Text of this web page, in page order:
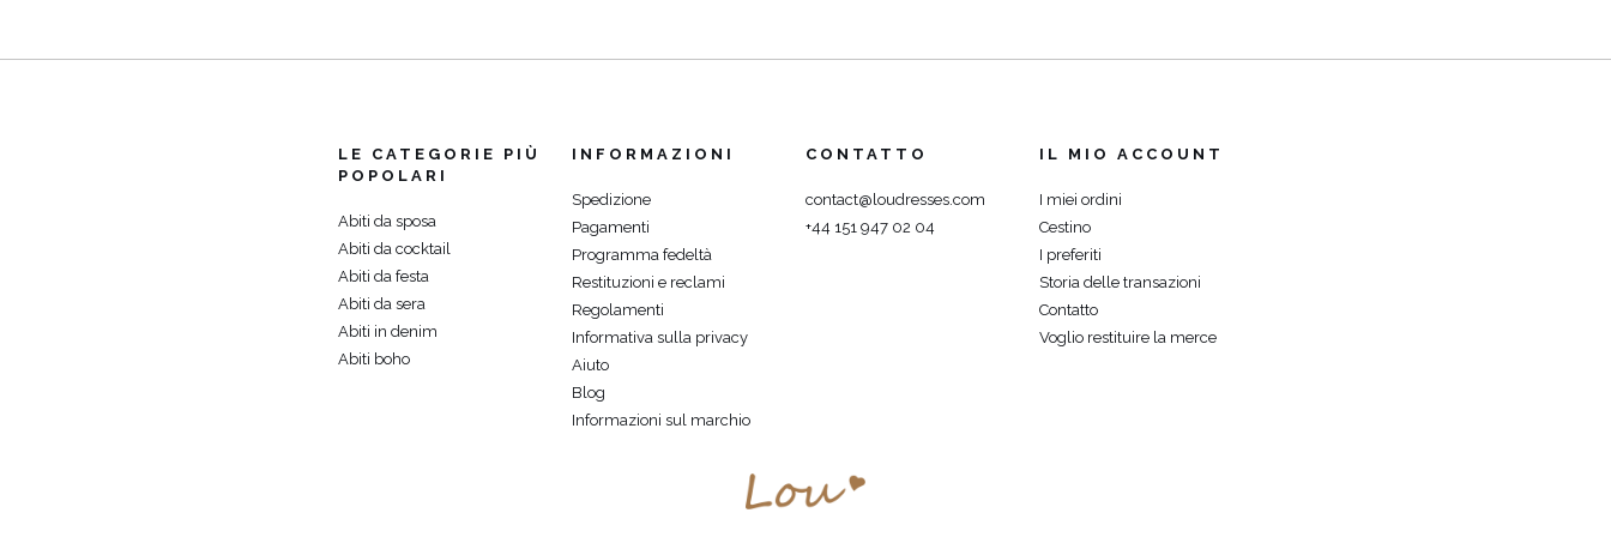
LE CATEGORIE PIÙ
POPOLARI
Abiti da sposa
Abiti da cocktail
Abiti da festa
Abiti da sera
Abiti in denim
Abiti boho
INFORMAZIONI
Spedizione
Pagamenti
Programma fedeltà
Restituzioni e reclami
Regolamenti
Informativa sulla privacy
Aiuto
Blog
Informazioni sul marchio
CONTATTO
contact@loudresses.com
+44 151 947 02 04
IL MIO ACCOUNT
I miei ordini
Cestino
I preferiti
Storia delle transazioni
Contatto
Voglio restituire la merce